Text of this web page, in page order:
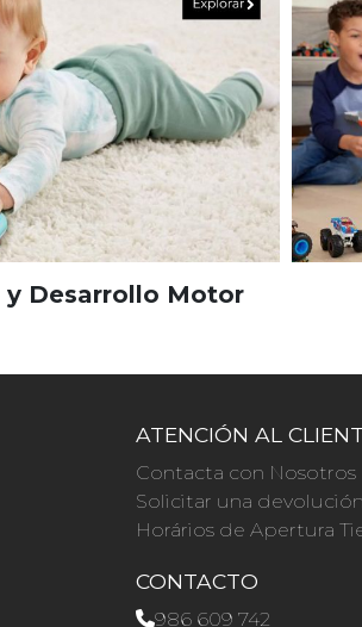
y Desarrollo Motor
ATENCIÓN AL
Contacta con Nosotros
Solicitar una devolución
Horários de Apertura
CONTACTO
986 609 742